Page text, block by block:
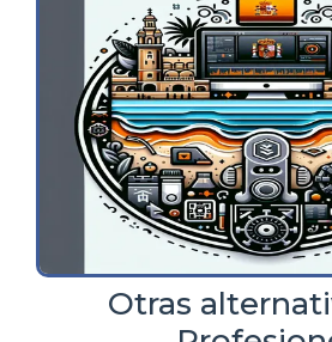
Otras